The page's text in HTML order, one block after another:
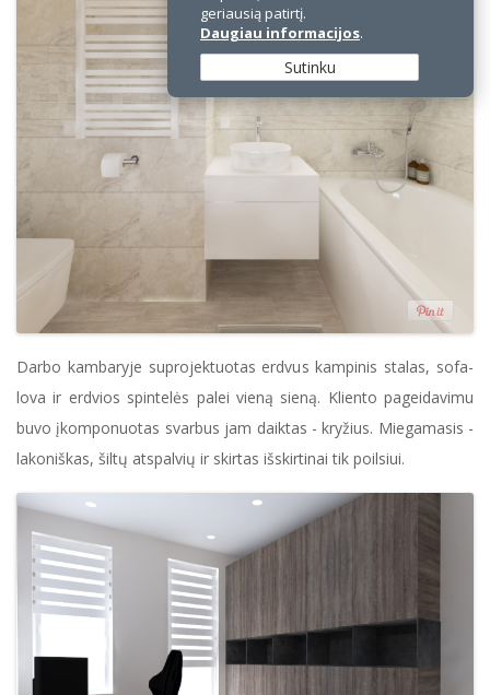
Darbo kambaryje suprojektuotas erdvus kampinis stalas, sofa-
lova ir erdvios spintelės palei vieną sieną. Kliento pageidavimu
buvo įkomponuotas svarbus jam daiktas - kryžius. Miegamasis -
lakoniškas, šiltų atspalvių ir skirtas išskirtinai tik poilsiui.
geriausią patirtį.
Daugiau informacijos.
Sutinku